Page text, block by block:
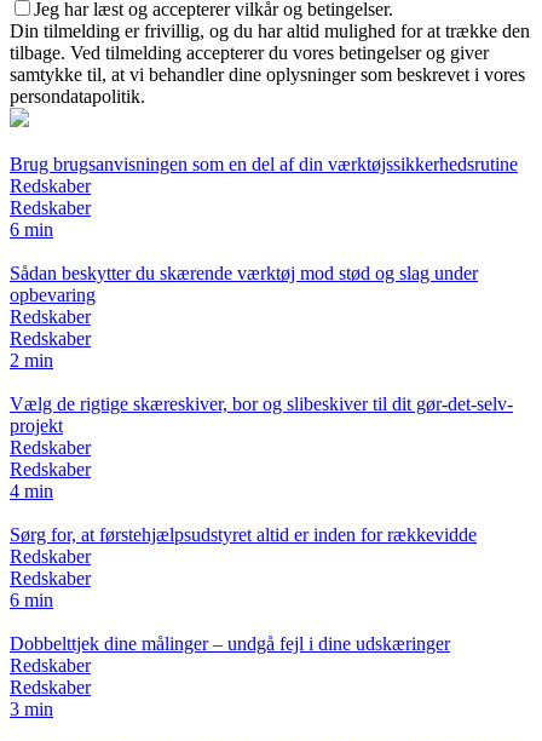
Jeg har læst og accepterer vilkår og betingelser.
Din tilmelding er frivillig, og du har altid mulighed for at trække den
tilbage. Ved tilmelding accepterer du vores betingelser og giver
samtykke til, at vi behandler dine oplysninger som beskrevet i vores
persondatapolitik.
Brug brugsanvisningen som en del af din værktøjssikkerhedsrutine
Redskaber
Redskaber
6 min
Sådan beskytter du skærende værktøj mod stød og slag under
opbevaring
Redskaber
Redskaber
2 min
Vælg de rigtige skæreskiver, bor og slibeskiver til dit gør-det-selv-
projekt
Redskaber
Redskaber
4 min
Sørg for, at førstehjælpsudstyret altid er inden for rækkevidde
Redskaber
Redskaber
6 min
Dobbelttjek dine målinger – undgå fejl i dine udskæringer
Redskaber
Redskaber
3 min